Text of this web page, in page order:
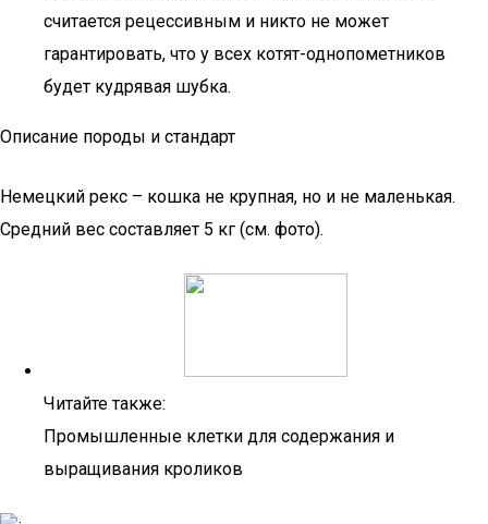
считается рецессивным и никто не может
гарантировать, что у всех котят-однопометников
будет кудрявая шубка.
Описание породы и стандарт
Немецкий рекс – кошка не крупная, но и не маленькая.
Средний вес составляет 5 кг (см. фото).
Читайте также:
Промышленные клетки для содержания и
выращивания кроликов